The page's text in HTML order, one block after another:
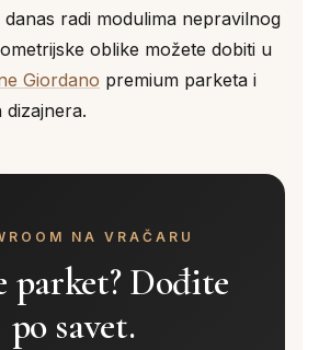
danas radi modulima nepravilnog
oblike možete dobiti u
Giordano premium parketa i
dizajnera.
NA VRAČARU
parket? Dođite
po savet.